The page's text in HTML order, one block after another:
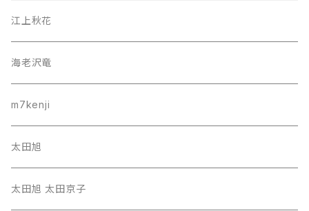
江上秋花
海老沢竜
m7kenji
太田旭
太田旭 太田京子